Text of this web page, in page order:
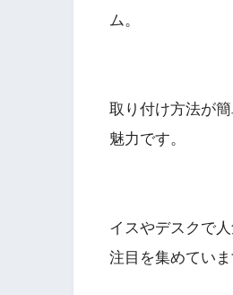
ム。
取り付け方法が
魅力です。
イスやデスクで
注目を集めていま